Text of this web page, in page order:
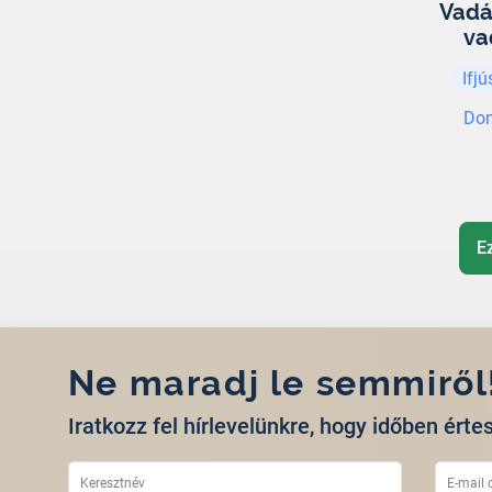
Ne maradj le
Iratkozz fel hírlevelünkre, hogy időben